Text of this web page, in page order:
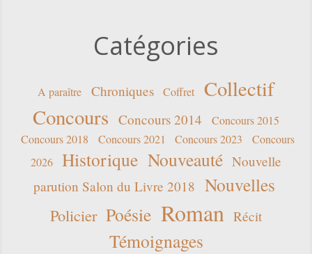
Catégories
A paraître Chroniques Coffret
Collectif
Concours Concours 2014
Concours 2015
Concours 2018
Concours 2021 Concours 2023
Concours
2026
Historique Nouveauté Nouvelle
parution Salon du Livre 2018 Nouvelles
Policier Poésie Roman Récit
Témoignages